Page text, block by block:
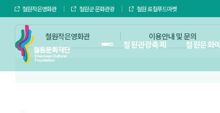
철원작은영화관 철원군 문화관광 철원 로컬푸드마켓
철원관광축제 철원문화
철원작은영화관 이용안내 및 문의